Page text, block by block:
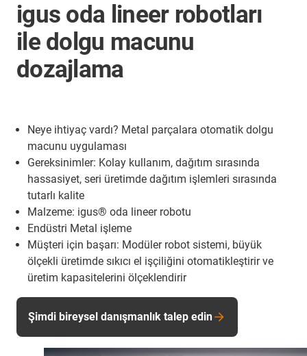
igus oda lineer robotları
ile dolgu macunu
dozajlama
Neye ihtiyaç vardı? Metal parçalara otomatik dolgu
macunu uygulaması
Gereksinimler: Kolay kullanım, dağıtım sırasında
hassasiyet, seri üretimde dağıtım işlemleri sırasında
tutarlı kalite
Malzeme: igus® oda lineer robotu
Endüstri Metal işleme
Müşteri için başarı: Modüler robot sistemi, büyük
ölçekli üretimde sıkıcı el işçiliğini otomatikleştirir ve
üretim kapasitelerini ölçeklendirir
Şimdi bireysel danışmanlık talep edin